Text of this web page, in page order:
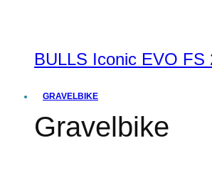
BULLS Iconic EVO FS
GRAVELBIKE
Gravelbike